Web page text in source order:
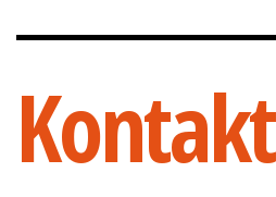
Kontakt